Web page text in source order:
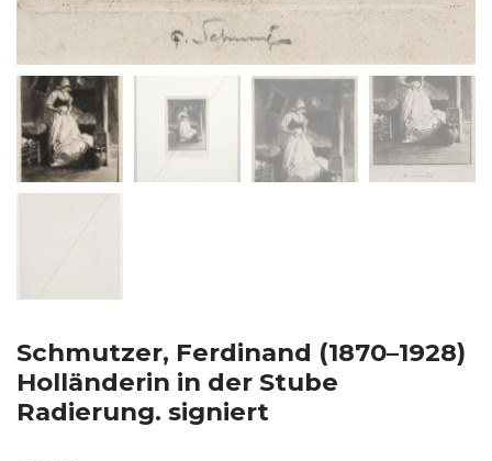
Schmutzer, Ferdinand (1870–1928)
Holländerin in der Stube
Radierung. signiert